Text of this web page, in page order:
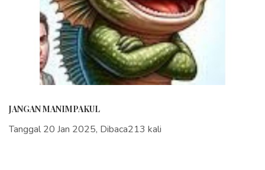
JANGAN MANIMPAKUL
Tanggal 20 Jan 2025, Dibaca213 kali